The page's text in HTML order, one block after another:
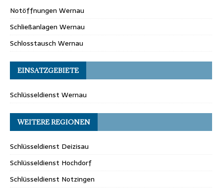
Notöffnungen Wernau
Schließanlagen Wernau
Schlosstausch Wernau
EINSATZGEBIETE
Schlüsseldienst Wernau
WEITERE REGIONEN
Schlüsseldienst Deizisau
Schlüsseldienst Hochdorf
Schlüsseldienst Notzingen